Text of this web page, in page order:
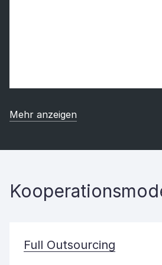
Mehr anzeigen
Full Outsourcing